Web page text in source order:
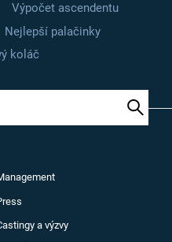
Výpočet ascendentu
Nejlepší palačinky
koláč
a výzvy